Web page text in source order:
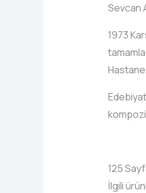
Sevcan
1973
125
İlgili